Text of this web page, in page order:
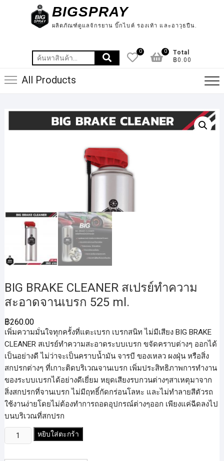
BIGSPRAY
ผลิตภัณฑ์ดูแลจักรยาน บิ๊กไบค์ รองเท้า และอาวุธปืน.
ค้นหา:
0
Total
฿0.00
0
All Products
BIG BRAKE CLEANER สเปรย์ทำความ
สะอาดจานเบรก 525 ml.
฿260.00
เพิ่มความมั่นใจทุกครั้งที่แตะเบรก เบรกสนิท ไม่มีเสียง BIG BRAKE
CLEANER สเปรย์ทำความสะอาดระบบเบรก ขจัดคราบต่างๆ ออกได้
เป็นอย่างดี ไม่ว่าจะเป็นคราบน้ำมัน จารบี ของเหลว ผงฝุ่น หรือสิ่ง
สกปรกต่างๆ ที่เกาะติดบริเวณจานเบรก เพิ่มประสิทธิภาพการทำงาน
ของระบบเบรกได้อย่างดีเยี่ยม หยุดเสียงรบกวนต่างๆสาเหตุมาจาก
สิ่งสกปรกที่จานเบรก ไม่มีฤทธิ์กัดกร่อนโลหะ และไม่ทำลายสีตัวรถ
ใช้งานง่ายโดยไม่ต้องทำการถอดอุปกรณ์ต่างๆออก เพียงแค่ฉีดลงไป
บนบริเวณที่สกปรก
จำนวน
BIG
หยิบใส่ตะกร้า